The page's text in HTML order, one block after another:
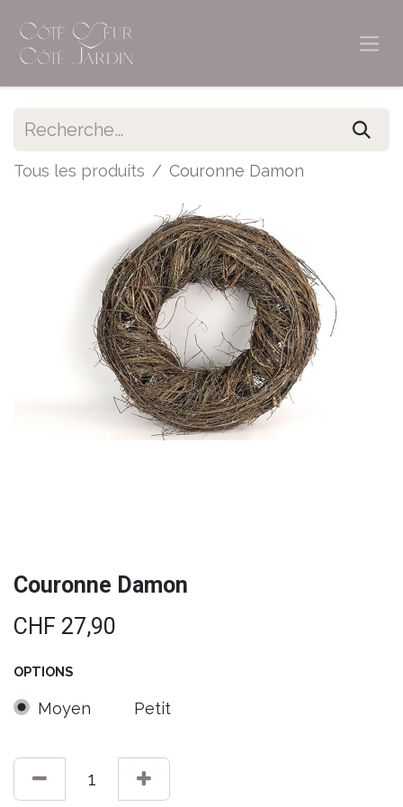
Tous les produits Couronne Damon
Couronne Damon
CHF 27,90
OPTIONS
Moyen Petit